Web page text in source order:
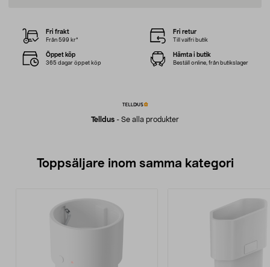
Telldus - Se alla produkter
Fri frakt
Från 599 kr*
Fri retur
Till valfri butik
Öppet köp
365 dagar öppet köp
Hämta i butik
Beställ online, från butikslager
Toppsäljare inom samma kategori